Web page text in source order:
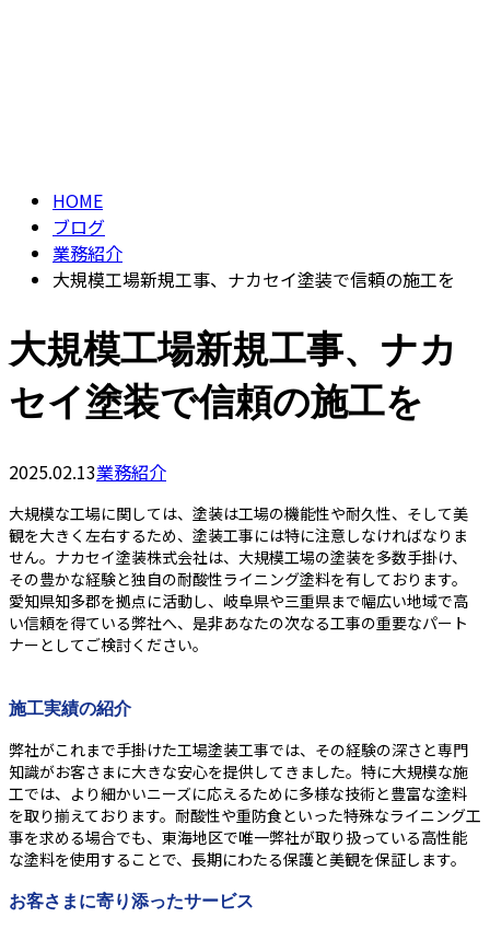
HOME
ブログ
業務紹介
大規模工場新規工事、ナカセイ塗装で信頼の施工を
大規模工場新規工事、ナカ
セイ塗装で信頼の施工を
2025.02.13業務紹介
大規模な工場に関しては、塗装は工場の機能性や耐久性、そして美
観を大きく左右するため、塗装工事には特に注意しなければなりま
せん。ナカセイ塗装株式会社は、大規模工場の塗装を多数手掛け、
その豊かな経験と独自の耐酸性ライニング塗料を有しております。
愛知県知多郡を拠点に活動し、岐阜県や三重県まで幅広い地域で高
い信頼を得ている弊社へ、是非あなたの次なる工事の重要なパート
ナーとしてご検討ください。
施工実績の紹介
弊社がこれまで手掛けた工場塗装工事では、その経験の深さと専門
知識がお客さまに大きな安心を提供してきました。特に大規模な施
工では、より細かいニーズに応えるために多様な技術と豊富な塗料
を取り揃えております。耐酸性や重防食といった特殊なライニング工
事を求める場合でも、東海地区で唯一弊社が取り扱っている高性能
な塗料を使用することで、長期にわたる保護と美観を保証します。
お客さまに寄り添ったサービス